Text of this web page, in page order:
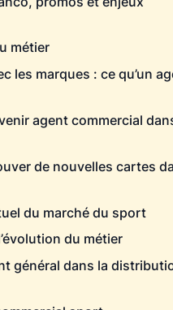
métier
les marques : ce qu’un
agent commercial
de nouvelles cartes
du marché du sport
du métier
général dans la